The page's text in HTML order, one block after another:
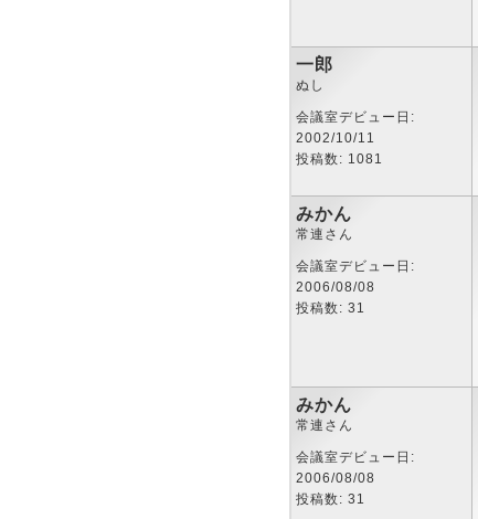
一郎
ぬし
会議室デビュー日:
2002/10/11
投稿数: 1081
みかん
常連さん
会議室デビュー日:
2006/08/08
投稿数: 31
みかん
常連さん
会議室デビュー日:
2006/08/08
投稿数: 31